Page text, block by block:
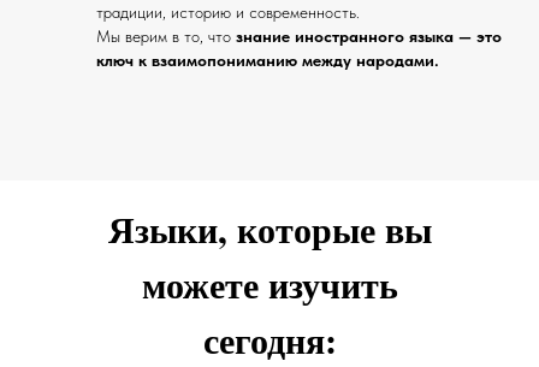
традиции, историю и современность.
Мы верим в то, что знание иностранного языка — это
ключ к взаимопониманию между народами.
Языки, которые вы
можете изучить
сегодня: